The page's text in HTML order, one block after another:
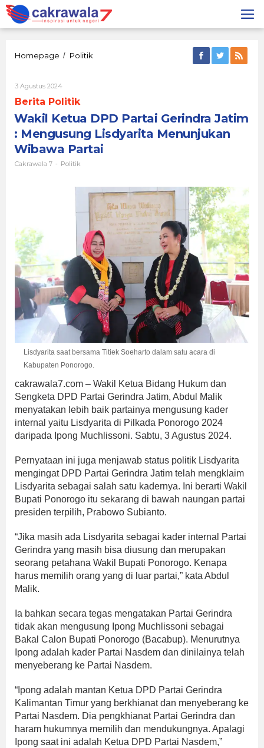
Lewati
ke
konten
Homepage / Politik
:
Mengusung
Lisdyarita
Menunjukan
3 Agustus 2024Oleh
Berita Politik
Wakil Ketua DPD Partai Gerindra Jatim
: Mengusung Lisdyarita Menunjukan
Wibawa Partai
Cakrawala 7 - Politik
Lisdyarita saat bersama Titiek Soeharto dalam satu acara di
Kabupaten Ponorogo.
cakrawala7.com – Wakil Ketua Bidang Hukum dan
Sengketa DPD Partai Gerindra Jatim, Abdul Malik
menyatakan lebih baik partainya mengusung kader
internal yaitu Lisdyarita di Pilkada Ponorogo 2024
daripada Ipong Muchlissoni. Sabtu, 3 Agustus 2024.
Pernyataan ini juga menjawab status politik Lisdyarita
mengingat DPD Partai Gerindra Jatim telah mengklaim
Lisdyarita sebagai salah satu kadernya. Ini berarti Wakil
Bupati Ponorogo itu sekarang di bawah naungan partai
presiden terpilih, Prabowo Subianto.
“Jika masih ada Lisdyarita sebagai kader internal Partai
Gerindra yang masih bisa diusung dan merupakan
seorang petahana Wakil Bupati Ponorogo. Kenapa
harus memilih orang yang di luar partai,” kata Abdul
Malik.
Ia bahkan secara tegas mengatakan Partai Gerindra
tidak akan mengusung Ipong Muchlissoni sebagai
Bakal Calon Bupati Ponorogo (Bacabup). Menurutnya
Ipong adalah kader Partai Nasdem dan dinilainya telah
menyeberang ke Partai Nasdem.
“Ipong adalah mantan Ketua DPD Partai Gerindra
Kalimantan Timur yang berkhianat dan menyeberang ke
Partai Nasdem. Dia pengkhianat Partai Gerindra dan
haram hukumnya memilih dan mendukungnya. Apalagi
Ipong saat ini adalah Ketua DPD Partai Nasdem,”